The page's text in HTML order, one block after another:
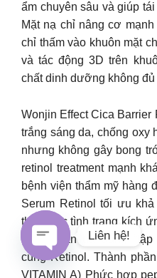
ẩm chuyên sâu và giúp
Mặt nạ chỉ nâng cơ
chỉ thấm vào khuôn mặt
và tác động 3D trên
chất dinh dưỡng không đủ
Wonjin Effect Cica Barrier
trắng sáng da, chống oxy
nhưng không gây bong
retinol treatment mạnh
bệnh viện thẩm mỹ hàng
Serum Retinol tối ưu
thiểu các tình trạng kích
những làn da đang
cùng Retinol. Thành
VITAMIN A) Phức hợp
Liên hệ!
Open